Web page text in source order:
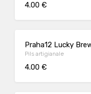
4.00 €
Praha12 Lucky
Pils artigianale
4.00 €